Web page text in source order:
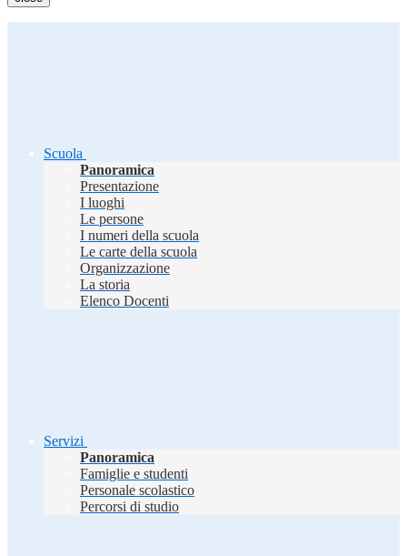
Scuola
Panoramica
Presentazione
I luoghi
Le persone
I numeri della scuola
Le carte della scuola
Organizzazione
La storia
Elenco Docenti
Servizi
Panoramica
Famiglie e studenti
Personale scolastico
Percorsi di studio